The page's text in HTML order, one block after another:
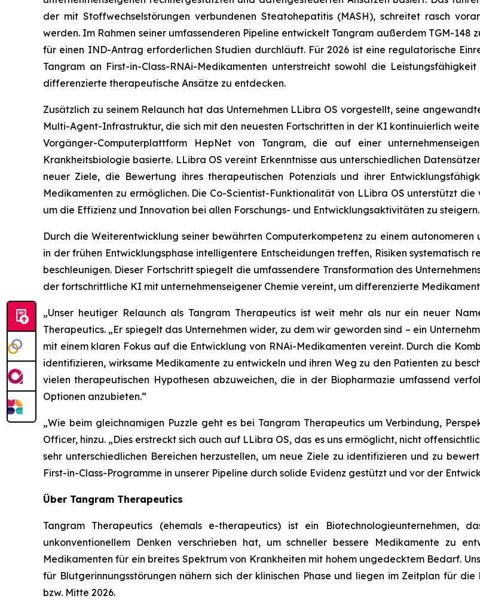
der mit Stoffwechselstörungen verbundenen Steatohepatitis (MASH), schreitet rasch
werden. Im Rahmen seiner umfassenderen Pipeline entwickelt Tangram außerdem TGM-
für einen IND-Antrag erforderlichen Studien durchläuft. Für 2026 ist eine regulatorische
Tangram an First-in-Class-RNAi-Medikamenten unterstreicht sowohl die
differenzierte therapeutische Ansätze zu entdecken.
Zusätzlich zu seinem Relaunch hat das Unternehmen LLibra OS vorgestellt, seine
Multi-Agent-Infrastruktur, die sich mit den neuesten Fortschritten in der KI kontinuierlich
Vorgänger-Computerplattform HepNet von Tangram, die auf einer
Krankheitsbiologie basierte. LLibra OS vereint Erkenntnisse aus unterschiedlichen
neuer Ziele, die Bewertung ihres therapeutischen Potenzials und ihrer
Medikamenten zu ermöglichen. Die Co-Scientist-Funktionalität von LLibra OS unterstützt die
um die Effizienz und Innovation bei allen Forschungs- und Entwicklungsaktivitäten zu steigern.
Durch die Weiterentwicklung seiner bewährten Computerkompetenz zu einem
in der frühen Entwicklungsphase intelligentere Entscheidungen treffen, Risiken systematisch
beschleunigen. Dieser Fortschritt spiegelt die umfassendere Transformation des
der fortschrittliche KI mit unternehmenseigener Chemie vereint, um differenzierte
„Unser heutiger Relaunch als Tangram Therapeutics ist weit mehr als nur ein neuer
Therapeutics. „Er spiegelt das Unternehmen wider, zu dem wir geworden sind – ein
mit einem klaren Fokus auf die Entwicklung von RNAi-Medikamenten vereint. Durch die
identifizieren, wirksame Medikamente zu entwickeln und ihren Weg zu den Patienten zu
vielen therapeutischen Hypothesen abzuweichen, die in der Biopharmazie umfassend
Optionen anzubieten.“
„Wie beim gleichnamigen Puzzle geht es bei Tangram Therapeutics um Verbindung,
Officer, hinzu. „Dies erstreckt sich auch auf LLibra OS, das es uns ermöglicht, nicht
sehr unterschiedlichen Bereichen herzustellen, um neue Ziele zu identifizieren und zu
First-in-Class-Programme in unserer Pipeline durch solide Evidenz gestützt und vor der
Über Tangram Therapeutics
Tangram Therapeutics (ehemals e-therapeutics) ist ein Biotechnologieunternehmen,
unkonventionellem Denken verschrieben hat, um schneller bessere Medikamente zu
Medikamenten für ein breites Spektrum von Krankheiten mit hohem ungedecktem Bedarf.
für Blutgerinnungsstörungen nähern sich der klinischen Phase und liegen im Zeitplan für
bzw. Mitte 2026.